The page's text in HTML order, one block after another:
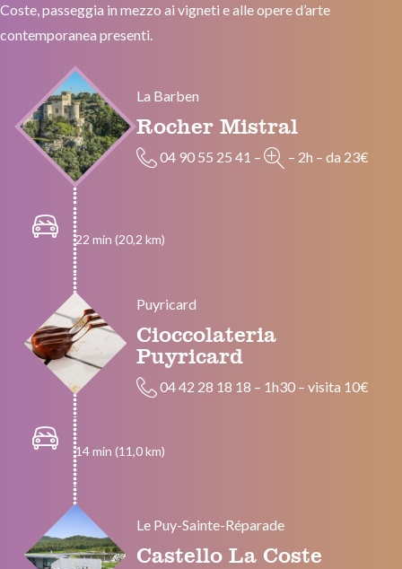
Coste, passeggia in mezzo ai vigneti e alle opere d’arte
contemporanea presenti.
La Barben
Rocher Mistral
04 90 55 25 41 – – 2h – da 23€
22 min (20,2 km)
Puyricard
Cioccolateria
Puyricard
04 42 28 18 18 – 1h30 – visita 10€
14 min (11,0 km)
Le Puy-Sainte-Réparade
Castello La Coste